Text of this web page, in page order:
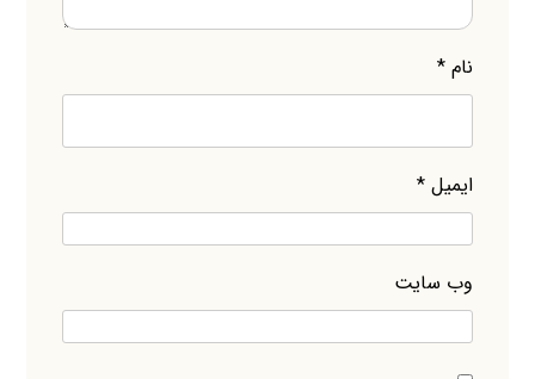
نام*
ایمیل*
وب‌ سایت